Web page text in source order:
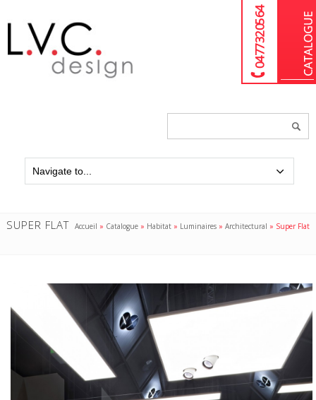
04 77 32 05 64
SUPER FLAT Accueil » Catalogue » Habitat » Luminaires »Architectural » Super Flat